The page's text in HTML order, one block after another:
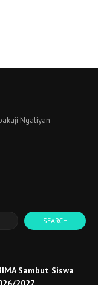
Ngaliyan
Sambut Siswa